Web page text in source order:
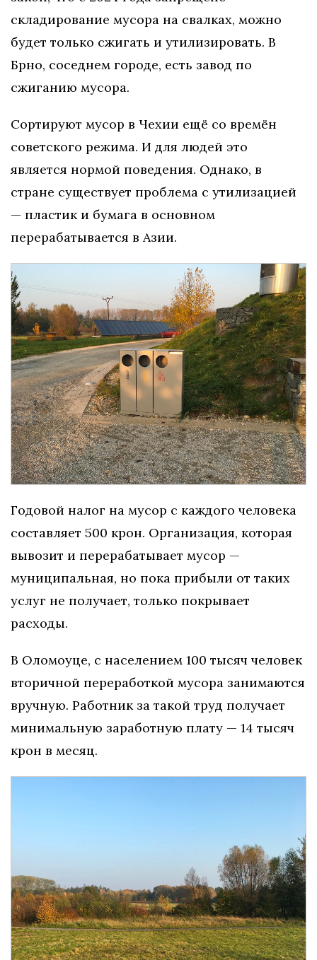
складирование мусора на свалках, можно
будет только сжигать и утилизировать. В
Брно, соседнем городе, есть завод по
сжиганию мусора.
Сортируют мусор в Чехии ещё со времён
советского режима. И для людей это
является нормой поведения. Однако, в
стране существует проблема с утилизацией
— пластик и бумага в основном
перерабатывается в Азии.
Годовой налог на мусор с каждого человека
составляет 500 крон. Организация, которая
вывозит и перерабатывает мусор —
муниципальная, но пока прибыли от таких
услуг не получает, только покрывает
расходы.
В Оломоуце, с населением 100 тысяч человек
вторичной переработкой мусора занимаются
вручную. Работник за такой труд получает
минимальную заработную плату — 14 тысяч
крон в месяц.